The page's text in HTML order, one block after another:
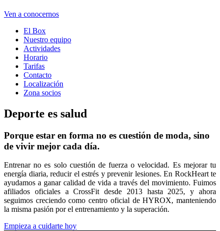
Ven a conocernos
El Box
Nuestro equipo
Actividades
Horario
Tarifas
Contacto
Localización
Zona socios
Deporte es salud
Porque estar en forma no es cuestión de moda, sino
de vivir mejor cada día.
Entrenar no es solo cuestión de fuerza o velocidad. Es mejorar tu
energía diaria, reducir el estrés y prevenir lesiones. En RockHeart te
ayudamos a ganar calidad de vida a través del movimiento. Fuimos
afiliados oficiales a CrossFit desde 2013 hasta 2025, y ahora
seguimos creciendo como centro oficial de HYROX, manteniendo
la misma pasión por el entrenamiento y la superación.
Empieza a cuidarte hoy